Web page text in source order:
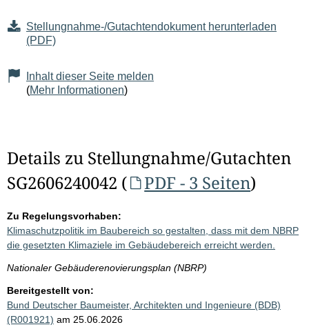
Seiteninhalt
Stellungnahme-/Gutachtendokument herunterladen
(PDF)
Inhalt dieser Seite melden
(Mehr Informationen)
Details zu Stellungnahme/Gutachten
SG2606240042 (
PDF - 3 Seiten)
Zu Regelungsvorhaben:
Klimaschutzpolitik im Baubereich so gestalten, dass mit dem NBRP
die gesetzten Klimaziele im Gebäudebereich erreicht werden.
Nationaler Gebäuderenovierungsplan (NBRP)
Bereitgestellt von:
Bund Deutscher Baumeister, Architekten und Ingenieure (BDB)
(R001921) am 25.06.2026